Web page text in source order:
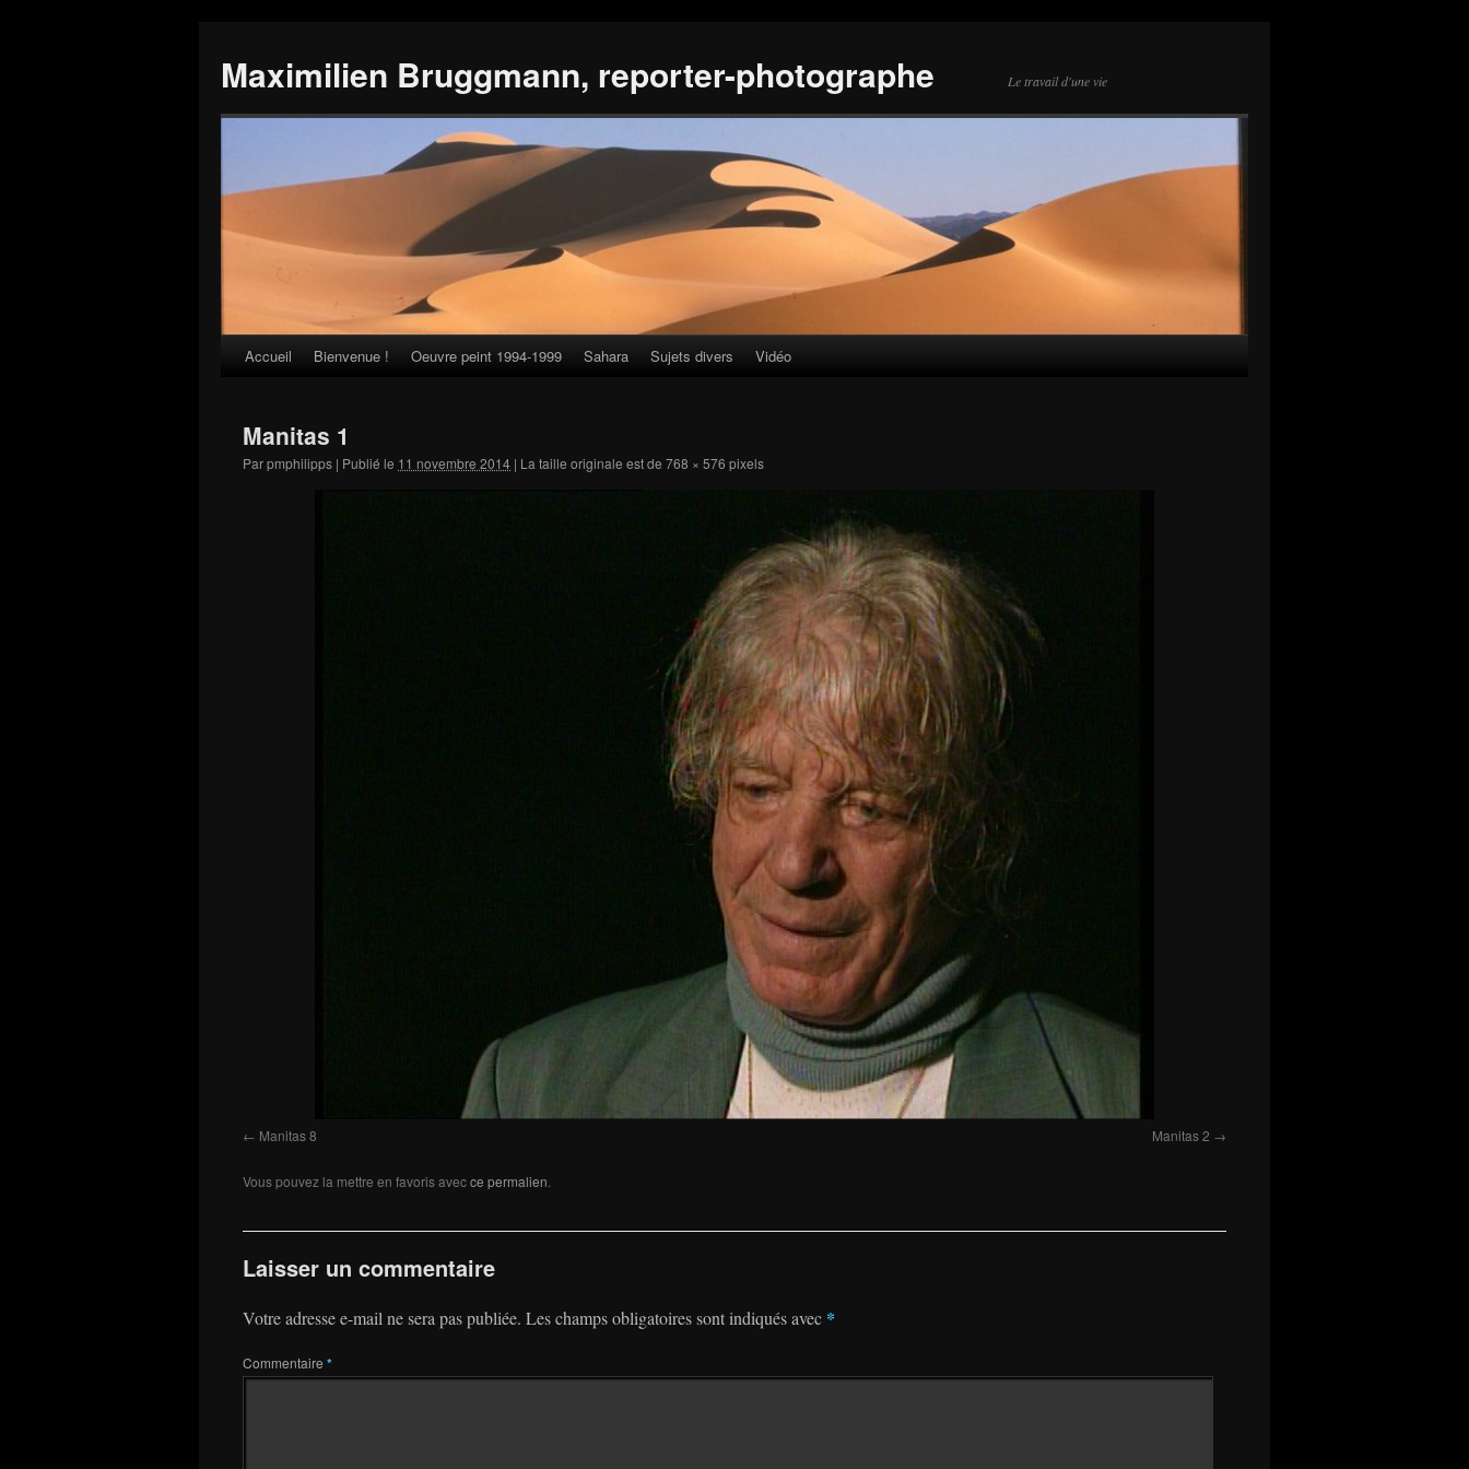
Maximilien Bruggmann, reporter-photographe Le travail d'une vie
Skip
content
Accueil Bienvenue ! Oeuvre peint 1994-1999 Sahara Sujets divers Vidéo
Manitas 1
Parpmphilipps | Publié le 11 novembre 2014 | La taille originale est de 768 × 576 pixels
Manitas 8 Manitas 2
Vous pouvez la mettre en favoris avecce permalien
Laisser un commentaire
Votre adresse e-mail ne sera pas publiée. Les champs obligatoires sont indiqués avec *
Commentaire *